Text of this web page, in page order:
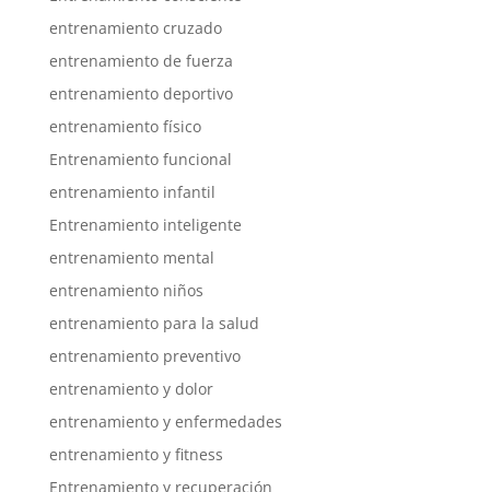
entrenamiento cruzado
entrenamiento de fuerza
entrenamiento deportivo
entrenamiento físico
Entrenamiento funcional
entrenamiento infantil
Entrenamiento inteligente
entrenamiento mental
entrenamiento niños
entrenamiento para la salud
entrenamiento preventivo
entrenamiento y dolor
entrenamiento y enfermedades
entrenamiento y fitness
Entrenamiento y recuperación